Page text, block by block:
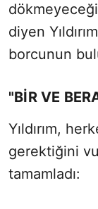
diyen
borcunun
"BİR VE
Yıldırım,
gerektiğini
tamamladı: